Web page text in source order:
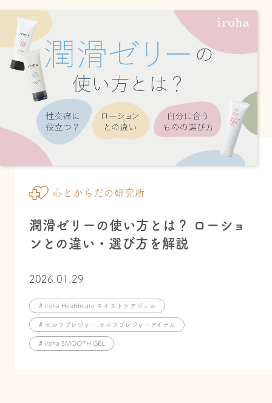
心とからだの研究所
潤滑ゼリーの使い方とは？ ローショ
ンとの違い・選び方を解説
2026.01.29
# iroha Healthcare モイストケアジェル
# セルフプレジャー.セルフプレジャーアイテム
# iroha SMOOTH GEL